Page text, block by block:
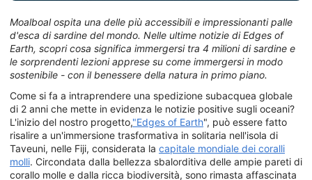
Moalboal ospita una delle più accessibili e impressionanti palle
d'esca di sardine del mondo. Nelle ultime notizie di Edges of
Earth, scopri cosa significa immergersi tra 4 milioni di sardine e
le sorprendenti lezioni apprese su come immergersi in modo
sostenibile - con il benessere della natura in primo piano.
Come si fa a intraprendere una spedizione subacquea globale
di 2 anni che mette in evidenza le notizie positive sugli oceani?
L'inizio del nostro progetto,"Edges of Earth", può essere fatto
risalire a un'immersione trasformativa in solitaria nell'isola di
Taveuni, nelle Fiji, considerata la capitale mondiale dei coralli
molli. Circondata dalla bellezza sbalorditiva delle ampie pareti di
corallo molle e dalla ricca biodiversità, sono rimasta affascinata